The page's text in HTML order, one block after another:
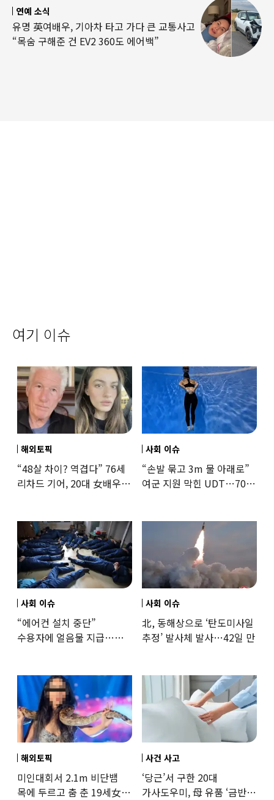
연예 소식
유명 英여배우, 기아차 타고 가다 큰 교통사고
“목숨 구해준 건 EV2 360도 에어백”
여기 이슈
해외토픽
“48살 차이? 역겹다” 76세
리차드 기어, 20대 女배우와
사회 이슈
“손발 묶고 3m 물 아래로”
여군 지원 막힌 UDT…707
사회 이슈
“에어컨 설치 중단”
수용자에 얼음물 지급…
사회 이슈
北, 동해상으로 ‘탄도미사일
추정’ 발사체 발사…42일 만
해외토픽
미인대회서 2.1m 비단뱀
목에 두르고 춤 춘 19세女
사건 사고
‘당근’서 구한 20대
가사도우미, 母 유품 ‘금반지